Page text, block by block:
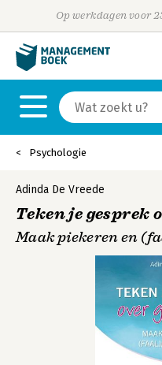
Op werkdagen voor
Psychologie
Adinda De Vreede
Teken je gesprek
Maak piekeren en